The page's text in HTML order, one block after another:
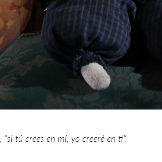
tú crees en mí, yo creeré en tí”.